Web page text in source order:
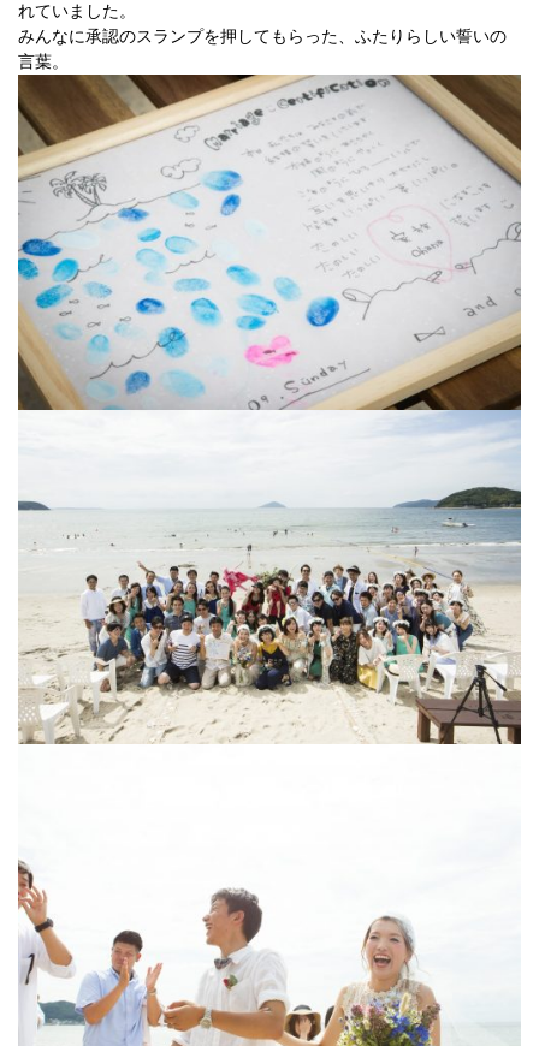
れていました。
みんなに承認のスランプを押してもらった、ふたりらしい誓いの
言葉。